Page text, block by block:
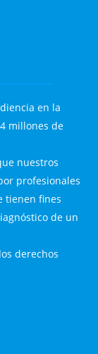
en la
millones de
nuestros
profesionales
tienen fines
de un
derechos